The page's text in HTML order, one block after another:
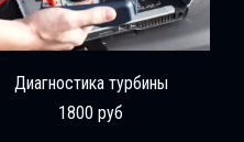
Диагностика турбины
1800 руб